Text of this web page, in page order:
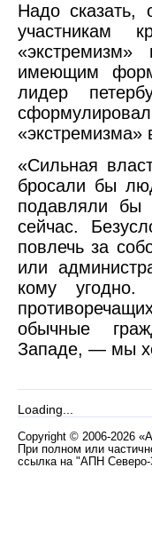
Надо сказать,
участникам
имеющим
лидер
«экстремизма»
«Сильная
бросали бы
подавляли бы
сейчас.
повлечь за
или
кому
обычные
Западе, — мы
Loading...
Copyright © 2006-2026
При полном или
ссылка на "АПН Северо-